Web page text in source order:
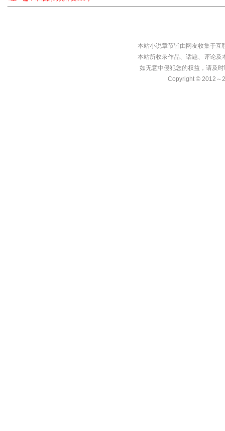
本站小说章节皆由网友收集于互
本站所收录作品、话题、评论及
如无意中侵犯您的权益，请及
Copyright © 2012～